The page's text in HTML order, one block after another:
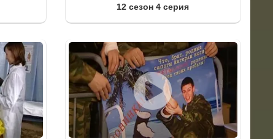
12 сезон 4 серия